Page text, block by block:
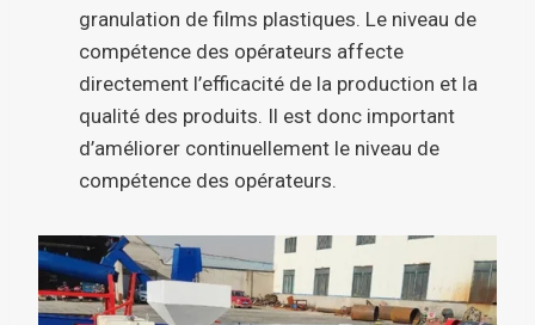
granulation de films plastiques. Le niveau de
compétence des opérateurs affecte
directement l’efficacité de la production et la
qualité des produits. Il est donc important
d’améliorer continuellement le niveau de
compétence des opérateurs.